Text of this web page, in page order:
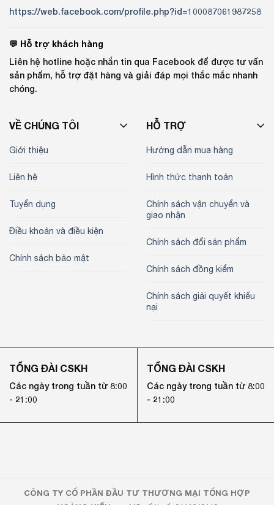
https://web.facebook.com/profile.php?id=100087061987258
💬 Hỗ trợ khách hàng
Liên hệ hotline hoặc nhắn tin qua Facebook để được tư vấn
sản phẩm, hỗ trợ đặt hàng và giải đáp mọi thắc mắc nhanh
chóng.
VỀ CHÚNG TÔI
Giới thiệu
Liên hệ
Tuyển dụng
Điều khoản và điều kiện
Chính sách bảo mật
HỖ TRỢ
Hướng dẫn mua hàng
Hình thức thanh toán
Chính sách vận chuyển và
giao nhận
Chính sách đổi sản phẩm
Chính sách đồng kiểm
Chính sách giải quyết khiếu
nại
TỔNG ĐÀI CSKH
Các ngày trong tuần từ 8:00
- 21:00
TỔNG ĐÀI CSKH
Các ngày trong tuần từ 8:00
- 21:00
CÔNG TY CỔ PHẦN ĐẦU TƯ THƯƠNG MẠI TỔNG HỢP